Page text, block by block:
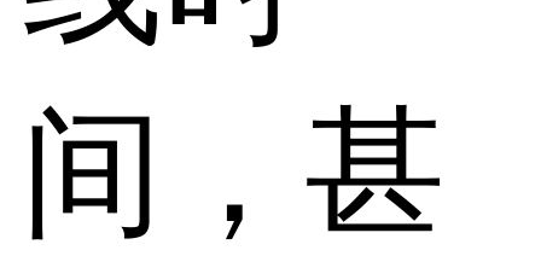
间，甚